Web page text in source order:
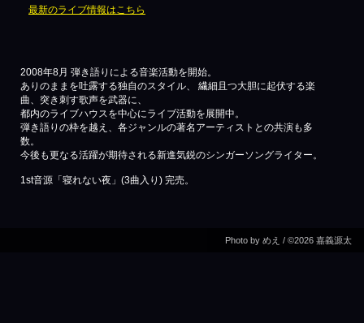
最新のライブ情報はこちら
2008年8月 弾き語りによる音楽活動を開始。
ありのままを吐露する独自のスタイル、 繊細且つ大胆に起伏する楽
曲、突き刺す歌声を武器に、
都内のライブハウスを中心にライブ活動を展開中。
弾き語りの枠を越え、各ジャンルの著名アーティストとの共演も多
数。
今後も更なる活躍が期待される新進気鋭のシンガーソングライター。
1st音源「寝れない夜」(3曲入り) 完売。
Photo by めえ / ©2026 嘉義源太